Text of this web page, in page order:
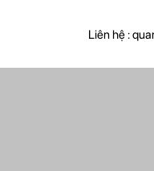
Liên hệ :